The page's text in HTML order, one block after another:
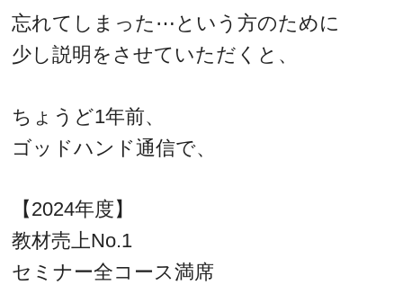
忘れてしまった⋯という方のために
少し説明をさせていただくと、
ちょうど1年前、
ゴッドハンド通信で、
【2024年度】
教材売上No.1
セミナー全コース満席